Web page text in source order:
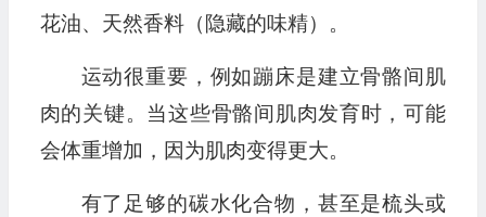
花油、天然香料（隐藏的味精）。
运动很重要，例如蹦床是建立骨骼间肌
肉的关键。当这些骨骼间肌肉发育时，可能
会体重增加，因为肌肉变得更大。
有了足够的碳水化合物，甚至是梳头或